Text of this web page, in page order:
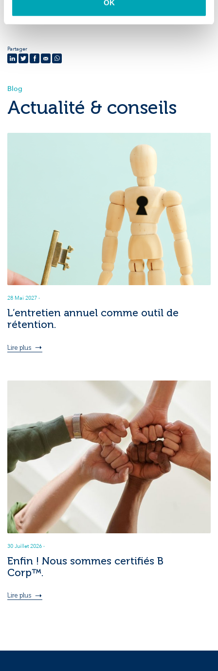
OK
Partager
Blog
Actualité & conseils
28 Mai 2027 ·
L’entretien annuel comme outil de
rétention.
Lire plus
30 Juillet 2026 ·
Enfin ! Nous sommes certifiés B
Corp™.
Lire plus